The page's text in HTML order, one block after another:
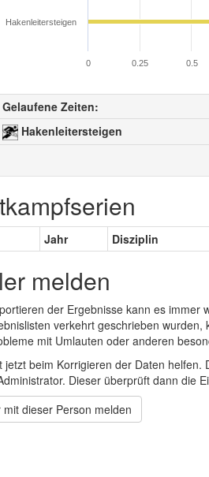
Hakenleitersteigen
0 0.25 0.5
Gelaufene Zeiten:
Hakenleitersteigen
Jahr Disziplin
melden
der Ergebnisse kann es
verkehrt geschrieben
mit Umlauten oder anderen
jetzt beim Korrigieren der Daten
Dieser überprüft dann die
mit dieser Person melden